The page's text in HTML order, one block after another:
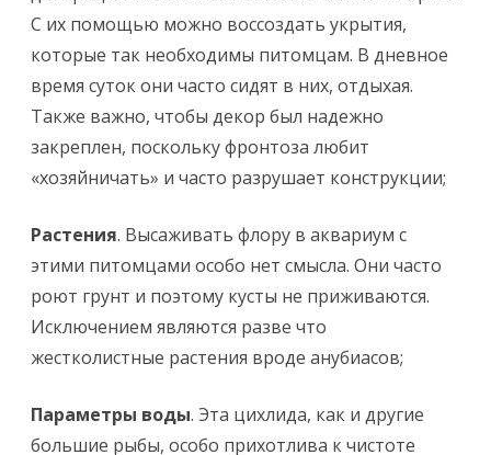
С их помощью можно воссоздать укрытия,
которые так необходимы питомцам. В дневное
время суток они часто сидят в них, отдыхая.
Также важно, чтобы декор был надежно
закреплен, поскольку фронтоза любит
«хозяйничать» и часто разрушает конструкции;
Растения. Высаживать флору в аквариум с
этими питомцами особо нет смысла. Они часто
роют грунт и поэтому кусты не приживаются.
Исключением являются разве что
жестколистные растения вроде анубиасов;
Параметры воды. Эта цихлида, как и другие
большие рыбы, особо прихотлива к чистоте